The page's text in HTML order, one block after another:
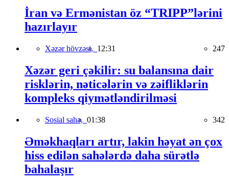
İran və Ermənistan öz “TRIPP”lərini
hazırlayır
Xəzər hövzəsi, 12:31 247
Xəzər geri çəkilir: su balansına dair
risklərin, nəticələrin və zəifliklərin
kompleks qiymətləndirilməsi
Sosial sahə, 01:38 342
Əməkhaqları artır, lakin həyat ən çox
hiss edilən sahələrdə daha sürətlə
bahalaşır